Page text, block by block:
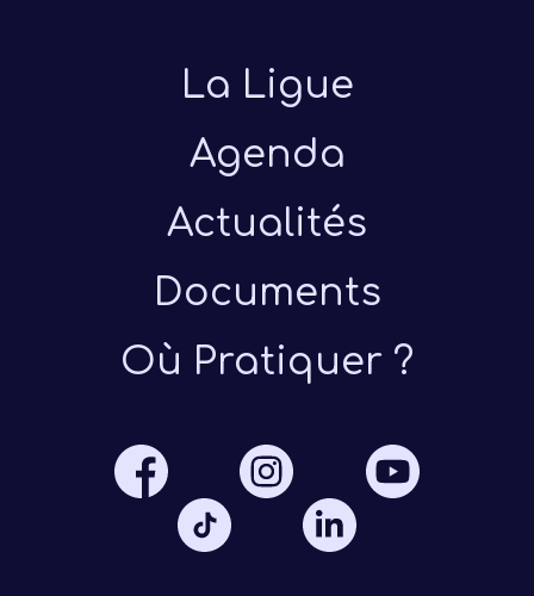
La Ligue
Agenda
Actualités
Documents
Où Pratiquer ?